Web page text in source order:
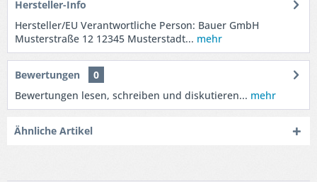
Hersteller-Info
Hersteller/EU Verantwortliche Person: Bauer GmbH
Musterstraße 12 12345 Musterstadt... mehr
Bewertungen
0
Bewertungen lesen, schreiben und diskutieren... mehr
Ähnliche Artikel